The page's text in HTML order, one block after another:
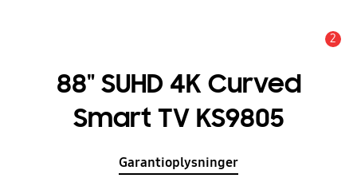
2
88" SUHD 4K Curved
Smart TV KS9805
Garantioplysninger